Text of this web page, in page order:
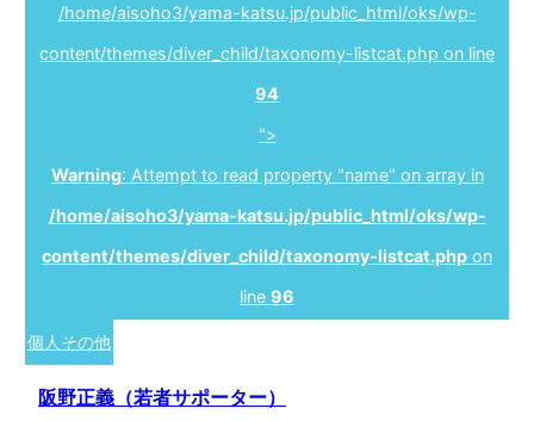
/home/aisoho3/yama-katsu.jp/public_html/oks/wp-
content/themes/diver_child/taxonomy-listcat.php on line
94
">
Warning: Attempt to read property "name" on array in
/home/aisoho3/yama-katsu.jp/public_html/oks/wp-
content/themes/diver_child/taxonomy-listcat.php on
line 96
個人その他
阪野正義（若者サポーター）